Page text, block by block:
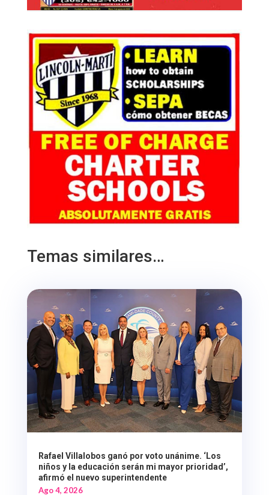
Temas similares…
Rafael Villalobos ganó por voto unánime. ‘Los
niños y la educación serán mi mayor prioridad’,
afirmó el nuevo superintendente
Ago 4, 2026